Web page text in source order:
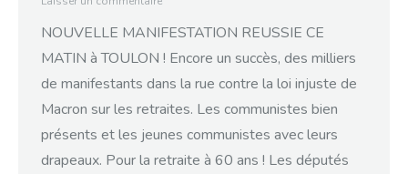
NOUVELLE MANIFESTATION REUSSIE CE
MATIN à TOULON ! Encore un succès, des milliers
de manifestants dans la rue contre la loi injuste de
Macron sur les retraites. Les communistes bien
présents et les jeunes communistes avec leurs
drapeaux. Pour la retraite à 60 ans ! Les députés